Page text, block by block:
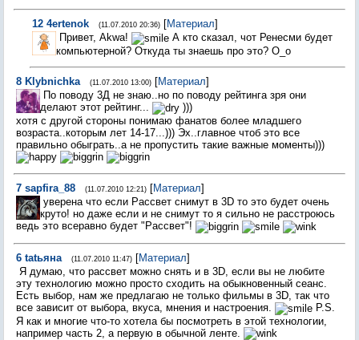
12 4ertenok (11.07.2010 20:36) [Материал]
Привет, Akwa!
А кто сказал, чот Ренесми будет
компьютерной? Откуда ты знаешь про это? О_о
8 Klybnichka (11.07.2010 13:00) [Материал]
По поводу 3Д не знаю..но по поводу рейтинга зря они
делают этот рейтинг...
)))
хотя с другой стороны понимаю фанатов более младшего
возраста..которым лет 14-17...))) Эх..главное чтоб это все
правильно обыграть..а не пропустить такие важные моменты)))
7 sapfira_88 (11.07.2010 12:21) [Материал]
уверена что если Рассвет снимут в 3D то это будет очень
круто! но даже если и не снимут то я сильно не расстроюсь
ведь это всеравно будет "Рассвет"!
6 tatьяна (11.07.2010 11:47) [Материал]
Я думаю, что рассвет можно снять и в 3D, если вы не любите
эту технологию можно просто сходить на обыкновенный сеанс.
Есть выбор, нам же предлагаю не только фильмы в 3D, так что
все зависит от выбора, вкуса, мнения и настроения.
Р.S.
Я как и многие что-то хотела бы посмотреть в этой технологии,
например часть 2, а первую в обычной ленте.